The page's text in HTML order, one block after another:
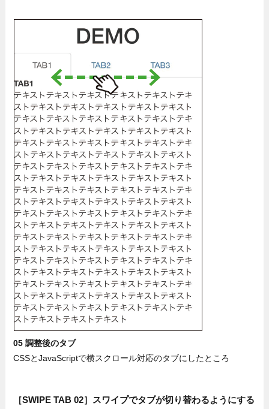
05 調整後のタブ
CSSとJavaScriptで横スクロール対応のタブにしたところ
［SWIPE TAB 02］スワイプでタブが切り替わるようにする